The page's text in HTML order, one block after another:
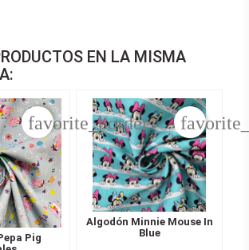
EN LA MISMA
Pig
favorite_border
Algodón Minnie Mouse In
Blue